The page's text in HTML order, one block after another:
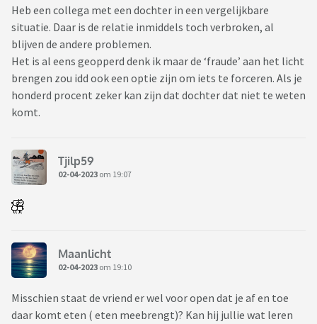
Heb een collega met een dochter in een vergelijkbare
situatie. Daar is de relatie inmiddels toch verbroken, al
blijven de andere problemen.
Het is al eens geopperd denk ik maar de ‘fraude’ aan het licht
brengen zou idd ook een optie zijn om iets te forceren. Als je
honderd procent zeker kan zijn dat dochter dat niet te weten
komt.
Tjilp59
02-04-2023 om 19:07
Maanlicht
02-04-2023 om 19:10
Misschien staat de vriend er wel voor open dat je af en toe
daar komt eten ( eten meebrengt)? Kan hij jullie wat leren